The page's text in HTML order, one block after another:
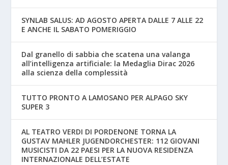
SYNLAB SALUS: AD AGOSTO APERTA DALLE 7 ALLE 22
E ANCHE IL SABATO POMERIGGIO
Dal granello di sabbia che scatena una valanga
all’intelligenza artificiale: la Medaglia Dirac 2026
alla scienza della complessità
TUTTO PRONTO A LAMOSANO PER ALPAGO SKY
SUPER 3
AL TEATRO VERDI DI PORDENONE TORNA LA
GUSTAV MAHLER JUGENDORCHESTER: 112 GIOVANI
MUSICISTI DA 22 PAESI PER LA NUOVA RESIDENZA
INTERNAZIONALE DELL’ESTATE